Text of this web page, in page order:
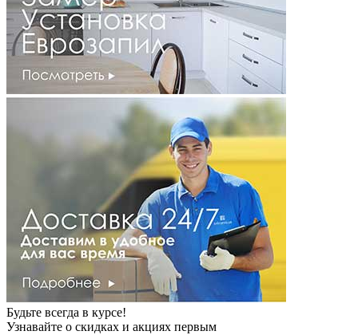
Будьте всегда в курсе!
Узнавайте о скидках и акциях первым